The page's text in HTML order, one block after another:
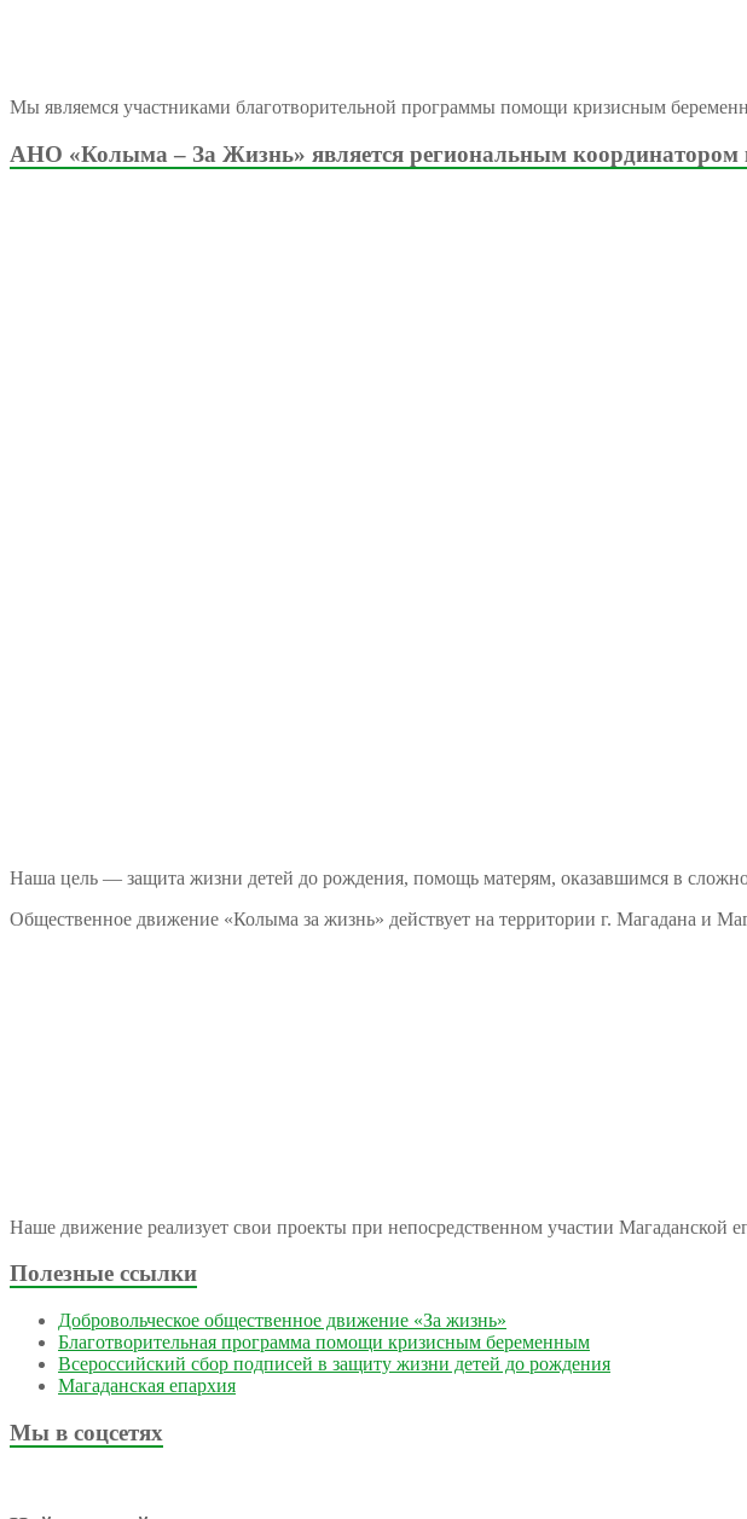
Мы являемся участниками благотворительной программы помощи кризисным
АНО «Колыма – За Жизнь» является региональным координатором
Наша цель — защита жизни детей до рождения, помощь матерям, оказавшимся в
Общественное движение «Колыма за жизнь» действует на территории г. Магадана и
Наше движение реализует свои проекты при непосредственном участии Магаданской
Полезные ссылки
Добровольческое общественное движение «За жизнь»
Благотворительная программа помощи кризисным беременным
Всероссийский сбор подписей в защиту жизни детей до рождения
Магаданская епархия
Мы в соцсетях